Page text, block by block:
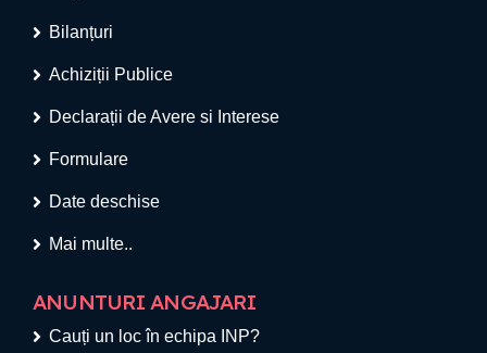
Bilanțuri
Achiziții Publice
Declarații de Avere si Interese
Formulare
Date deschise
Mai multe..
ANUNTURI ANGAJARI
Cauți un loc în echipa INP?